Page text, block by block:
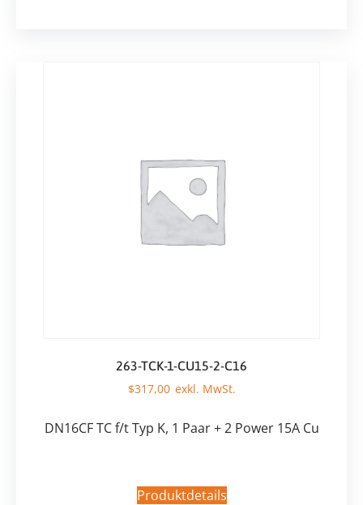
263-TCK-1-CU15-2-C16
$317,00
DN16CF TC f/t Typ K, 1 Paar + 2 Power 15A Cu
Produktdetails